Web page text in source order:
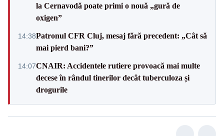
la Cernavodă poate primi o nouă „gură de
oxigen”
14:38Patronul CFR Cluj, mesaj fără precedent: „Cât să
mai pierd bani?”
14:07CNAIR: Accidentele rutiere provoacă mai multe
decese în rândul tinerilor decât tuberculoza și
drogurile